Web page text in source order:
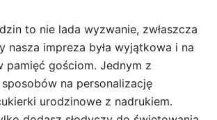
to nie lada wyzwanie, zwłaszcza
nasza impreza była wyjątkowa i na
pamięć gościom. Jednym z
na personalizację
urodzinowe z nadrukiem.